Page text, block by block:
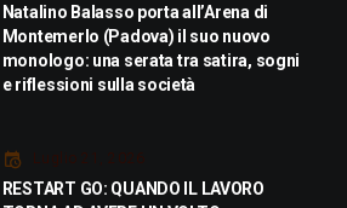
Natalino Balasso porta all’Arena di
Montemerlo (Padova) il suo nuovo
monologo: una serata tra satira, sogni
e riflessioni sulla società
Luglio 21, 2026
RESTART GO: QUANDO IL LAVORO